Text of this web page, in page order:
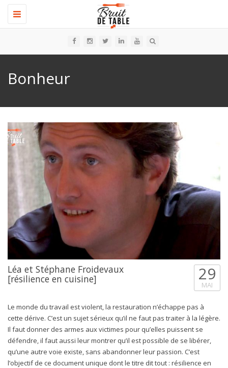
Toggle
navigation
Bonheur
Léa et Stéphane Froidevaux
[résilience en cuisine] 29
MAI
Le monde du travail est violent, la restauration n’échappe pas à
cette dérive. C’est un sujet sérieux qu’il ne faut pas traiter à la légère.
Il faut donner des armes aux victimes pour qu’elles puissent se
défendre, il faut aussi leur montrer qu’il est possible de se libérer,
qu’une autre voie existe, sans abandonner leur passion. C’est
l’objectif de ce document unique dont le titre dit tout : résilience en